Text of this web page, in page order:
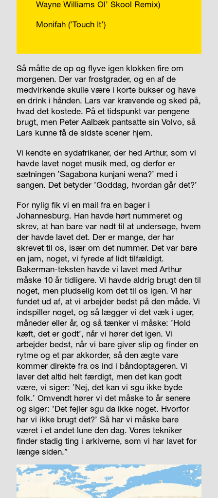
Wayne Williams Ol’ Skool Remix)
Monifah (’Touch It’)
Så måtte de op og flyve igen klokken fire om
morgenen. Der var frostgrader, og en af de
medvirkende skulle være i korte bukser og have
en drink i hånden. Lars var krævende og sked på,
hvad det kostede. På et tidspunkt var pengene
brugt, men Peter Aalbæk pantsatte sin Volvo, så
Lars kunne få de sidste scener hjem.
Vi kendte en sydafrikaner, der hed Arthur, som vi
havde lavet noget musik med, og derfor er
sætningen ’Sagabona kunjani wena?’ med i
sangen. Det betyder ’Goddag, hvordan går det?’
For nylig fik vi en mail fra en bager i
Johannesburg. Han havde hørt nummeret og
skrev, at han bare var nødt til at undersøge, hvem
der havde lavet det. Der er mange, der har
skrevet til os, især om det nummer. Det var bare
en jam, noget, vi fyrede af lidt tilfældigt.
Bakerman-teksten havde vi lavet med Arthur
måske 10 år tidligere. Vi havde aldrig brugt den til
noget, men pludselig kom det til os igen. Vi har
fundet ud af, at vi arbejder bedst på den måde. Vi
indspiller noget, og så lægger vi det væk i uger,
måneder eller år, og så tænker vi måske: ’Hold
kæft, det er godt’, når vi hører det igen. Vi
arbejder bedst, når vi bare giver slip og finder en
rytme og et par akkorder, så den ægte vare
kommer direkte fra os ind i båndoptageren. Vi
laver det altid helt færdigt, men det kan godt
være, vi siger: ’Nej, det kan vi sgu ikke byde
folk.’ Omvendt hører vi det måske to år senere
og siger: ’Det fejler sgu da ikke noget. Hvorfor
har vi ikke brugt det?’ Så har vi måske bare
været i et andet lune den dag. Vores tekniker
finder stadig ting i arkiverne, som vi har lavet for
længe siden.”